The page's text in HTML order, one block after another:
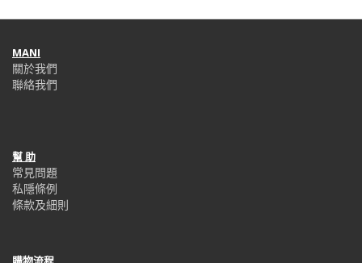
MANI
關於我們
聯絡我們
幫 助
常見問題
私隱條例
條款及細則